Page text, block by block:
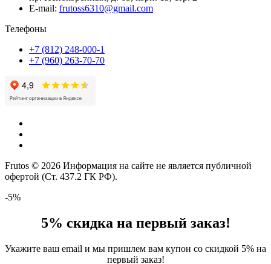
E-mail: frutoss6310@gmail.com
Телефоны
+7 (812) 248-000-1
+7 (960) 263-70-70
Frutos © 2026 Информация на сайте не является публичной
офертой (Ст. 437.2 ГК РФ).
-5%
5% скидка на первый заказ!
Укажите ваш email и мы пришлем вам купон со скидкой 5% на
первый заказ!